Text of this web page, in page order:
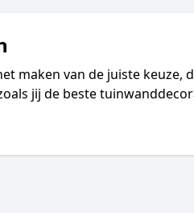
maken van de juiste
jij de beste